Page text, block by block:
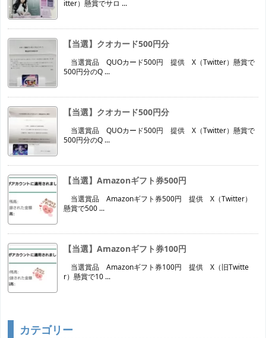
itter）懸賞でサロ ...
【当選】クオカード500円分
当選賞品 QUOカード500円 提供 X（Twitter）懸賞で
500円分のQ ...
【当選】クオカード500円分
当選賞品 QUOカード500円 提供 X（Twitter）懸賞で
500円分のQ ...
【当選】Amazonギフト券500円
当選賞品 Amazonギフト券500円 提供 X（Twitter）
懸賞で500 ...
【当選】Amazonギフト券100円
当選賞品 Amazonギフト券100円 提供 X（旧Twitte
r）懸賞で10 ...
カテゴリー